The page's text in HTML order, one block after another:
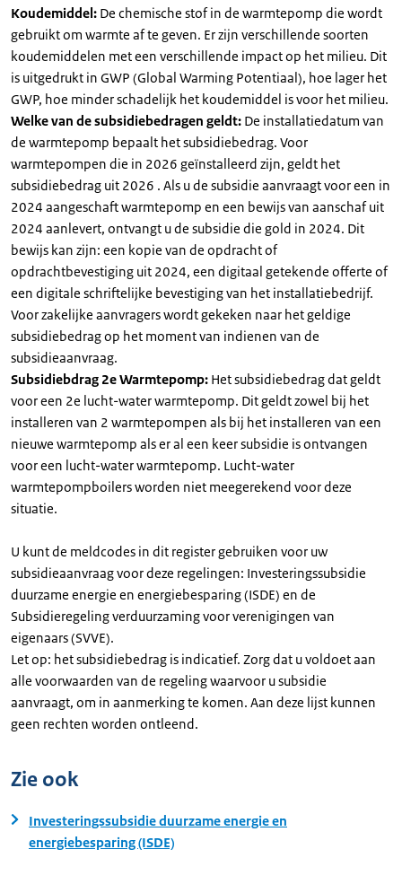
Koudemiddel: De chemische stof in de warmtepomp die wordt
gebruikt om warmte af te geven. Er zijn verschillende soorten
koudemiddelen met een verschillende impact op het milieu. Dit
is uitgedrukt in GWP (Global Warming Potentiaal), hoe lager het
GWP, hoe minder schadelijk het koudemiddel is voor het milieu.
Welke van de subsidiebedragen geldt: De installatiedatum van
de warmtepomp bepaalt het subsidiebedrag. Voor
warmtepompen die in 2026 geïnstalleerd zijn, geldt het
subsidiebedrag uit 2026 . Als u de subsidie aanvraagt voor een in
2024 aangeschaft warmtepomp en een bewijs van aanschaf uit
2024 aanlevert, ontvangt u de subsidie die gold in 2024. Dit
bewijs kan zijn: een kopie van de opdracht of
opdrachtbevestiging uit 2024, een digitaal getekende offerte of
een digitale schriftelijke bevestiging van het installatiebedrijf.
Voor zakelijke aanvragers wordt gekeken naar het geldige
subsidiebedrag op het moment van indienen van de
subsidieaanvraag.
Subsidiebdrag 2e Warmtepomp: Het subsidiebedrag dat geldt
voor een 2e lucht-water warmtepomp. Dit geldt zowel bij het
installeren van 2 warmtepompen als bij het installeren van een
nieuwe warmtepomp als er al een keer subsidie is ontvangen
voor een lucht-water warmtepomp. Lucht-water
warmtepompboilers worden niet meegerekend voor deze
situatie.
U kunt de meldcodes in dit register gebruiken voor uw
subsidieaanvraag voor deze regelingen: Investeringssubsidie
duurzame energie en energiebesparing (ISDE) en de
Subsidieregeling verduurzaming voor verenigingen van
eigenaars (SVVE).
Let op: het subsidiebedrag is indicatief. Zorg dat u voldoet aan
alle voorwaarden van de regeling waarvoor u subsidie
aanvraagt, om in aanmerking te komen. Aan deze lijst kunnen
geen rechten worden ontleend.
Zie ook
Investeringssubsidie duurzame energie en
energiebesparing (ISDE)